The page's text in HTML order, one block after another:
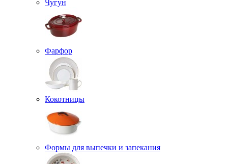
Чугун
Фарфор
Кокотницы
Формы для выпечки и запекания